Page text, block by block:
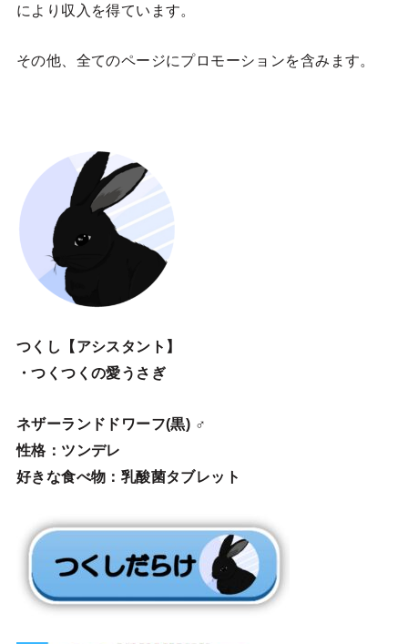
により収入を得ています。
その他、全てのページにプロモーションを含みます。
つくし【アシスタント】
・つくつくの愛うさぎ
ネザーランドドワーフ(黒) ♂
性格：ツンデレ
好きな食べ物：乳酸菌タブレット